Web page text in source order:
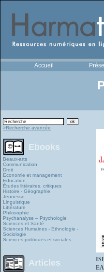
Accueil
>Recherche avancée
Ebooks
Beaux-arts
Communication
Droit
Economie et management
Education
Études littéraires, critiques
Histoire - Géographie
Jeunesse
Linguistique
Littérature
Philosophie
Psychanalyse – Psychologie
Sciences et Santé
Sciences Humaines - Ethnologie -
Sociologie
Sciences politiques et sociales
Articles